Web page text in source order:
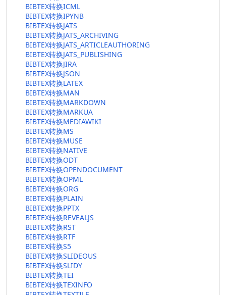
BIBTEX转换ICML
BIBTEX转换IPYNB
BIBTEX转换JATS
BIBTEX转换JATS_ARCHIVING
BIBTEX转换JATS_ARTICLEAUTHORING
BIBTEX转换JATS_PUBLISHING
BIBTEX转换JIRA
BIBTEX转换JSON
BIBTEX转换LATEX
BIBTEX转换MAN
BIBTEX转换MARKDOWN
BIBTEX转换MARKUA
BIBTEX转换MEDIAWIKI
BIBTEX转换MS
BIBTEX转换MUSE
BIBTEX转换NATIVE
BIBTEX转换ODT
BIBTEX转换OPENDOCUMENT
BIBTEX转换OPML
BIBTEX转换ORG
BIBTEX转换PLAIN
BIBTEX转换PPTX
BIBTEX转换REVEALJS
BIBTEX转换RST
BIBTEX转换RTF
BIBTEX转换S5
BIBTEX转换SLIDEOUS
BIBTEX转换SLIDY
BIBTEX转换TEI
BIBTEX转换TEXINFO